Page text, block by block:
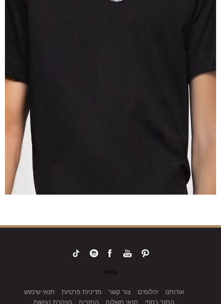
insta
אודותנו יהלומים צור קשר מדיניות פרטיות
תנאי שימוש
החזר כספי
תנאי משלוח החזרים הצהרת נגישות